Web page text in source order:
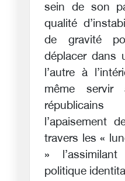
sein de son
qualité
de gravité
déplacer dans
l’autre à
même servir
l’apaisement
travers les «
»
politique